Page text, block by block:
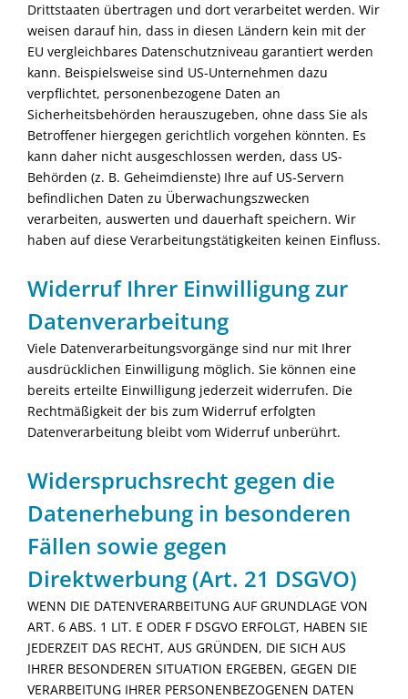
Drittstaaten übertragen und dort verarbeitet werden. Wir
weisen darauf hin, dass in diesen Ländern kein mit der
EU vergleichbares Datenschutzniveau garantiert werden
kann. Beispielsweise sind US-Unternehmen dazu
verpflichtet, personenbezogene Daten an
Sicherheitsbehörden herauszugeben, ohne dass Sie als
Betroffener hiergegen gerichtlich vorgehen könnten. Es
kann daher nicht ausgeschlossen werden, dass US-
Behörden (z. B. Geheimdienste) Ihre auf US-Servern
befindlichen Daten zu Überwachungszwecken
verarbeiten, auswerten und dauerhaft speichern. Wir
haben auf diese Verarbeitungstätigkeiten keinen Einfluss.
Widerruf Ihrer Einwilligung zur
Datenverarbeitung
Viele Datenverarbeitungsvorgänge sind nur mit Ihrer
ausdrücklichen Einwilligung möglich. Sie können eine
bereits erteilte Einwilligung jederzeit widerrufen. Die
Rechtmäßigkeit der bis zum Widerruf erfolgten
Datenverarbeitung bleibt vom Widerruf unberührt.
Widerspruchsrecht gegen die
Datenerhebung in besonderen
Fällen sowie gegen
Direktwerbung (Art. 21 DSGVO)
WENN DIE DATENVERARBEITUNG AUF GRUNDLAGE VON
ART. 6 ABS. 1 LIT. E ODER F DSGVO ERFOLGT, HABEN SIE
JEDERZEIT DAS RECHT, AUS GRÜNDEN, DIE SICH AUS
IHRER BESONDEREN SITUATION ERGEBEN, GEGEN DIE
VERARBEITUNG IHRER PERSONENBEZOGENEN DATEN